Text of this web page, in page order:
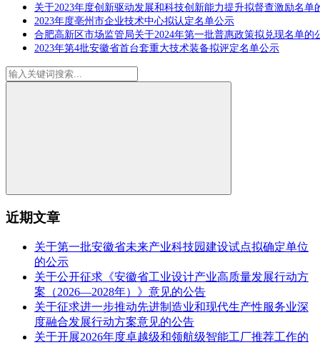
关于2023年度创新驱动发展和科技创新能力提升拟督查激励名单
2023年度亳州市企业技术中心拟认定名单公示
合肥高新区市场监管局关于2024年第一批普惠政策拟兑现名单的
2023年第4批安徽省首台套重大技术装备拟评定名单公示
近期文章
关于第一批安徽省未来产业科技园建设试点拟确定单位
的公示
关于公开征求《安徽省工业设计产业高质量发展行动方
案（2026—2028年）》意见的公告
关于征求进一步推动先进制造业和现代生产性服务业深
度融合发展行动方案意见的公告
关于开展2026年度卓越级和领航级智能工厂推荐工作的